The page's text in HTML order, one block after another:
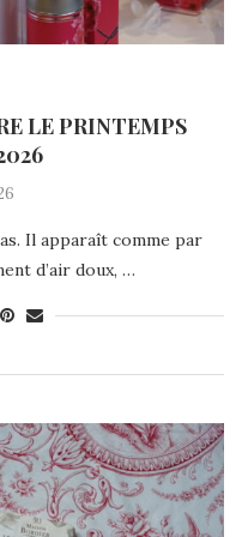
LE PRINTEMPS
Il apparaît comme par
d’air doux, …